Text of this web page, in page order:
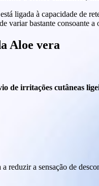
ligada à capacidade de
variar bastante consoante
Aloe vera
de irritações cutâneas
reduzir a sensação de